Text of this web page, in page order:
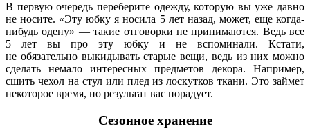
В первую очередь переберите одежду, которую вы уже давно
не носите. «Эту юбку я носила 5 лет назад, может, еще когда-
нибудь одену» — такие отговорки не принимаются. Ведь все
5 лет вы про эту юбку и не вспоминали. Кстати,
не обязательно выкидывать старые вещи, ведь из них можно
сделать немало интересных предметов декора. Например,
сшить чехол на стул или плед из лоскутков ткани. Это займет
некоторое время, но результат вас порадует.
Сезонное хранение